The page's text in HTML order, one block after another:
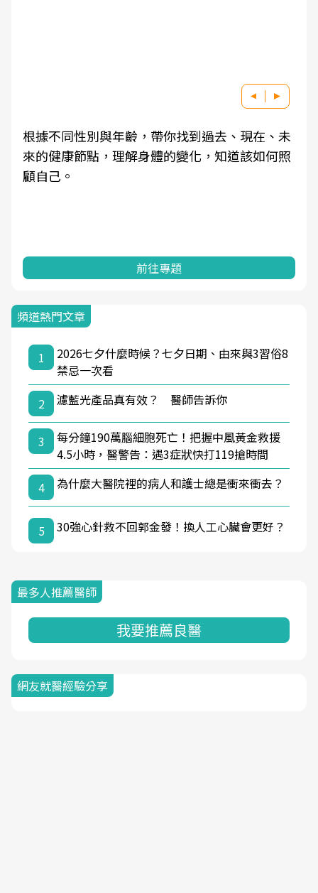
根據不同性別與年齡，帶你找到過去、現在、未
來的健康節點，理解身體的變化，知道該如何照
顧自己。
前往專題
頻道熱門文章
1
2026七夕什麼時候？七夕日期、由來與3習俗8
禁忌一次看
2
濾藍光產品真有效？ 醫師告訴你
3
每分鐘190萬腦細胞死亡！把握中風黃金救援
4.5小時，醫警告：遇3症狀快打119搶時間
4
為什麼大醫院裡的病人和護士總是衝來衝去？
5 30強心針救不回郭金發！換人工心臟會更好？
最多人推薦醫師
我要推薦良醫
網友就醫經驗分享